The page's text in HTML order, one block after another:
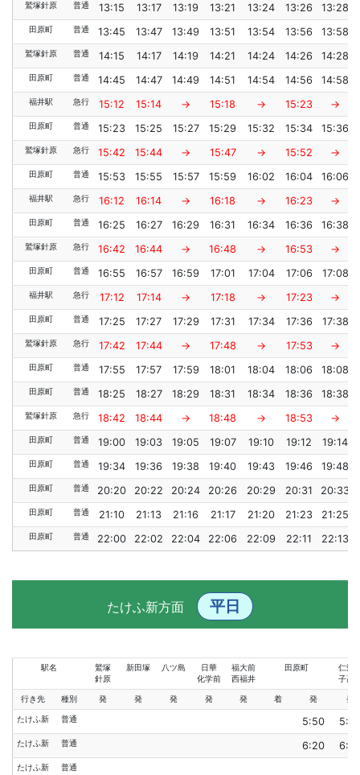
鷲塚針原 普通 13:15 13:17 13:19 13:21 13:24 13:26 13:28
田原町 普通 13:45 13:47 13:49 13:51 13:54 13:56 13:58
鷲塚針原 普通 14:15 14:17 14:19 14:21 14:24 14:26 14:28
田原町 普通 14:45 14:47 14:49 14:51 14:54 14:56 14:58
福井駅 急行 15:12 15:14 → 15:18 → 15:23 →
田原町 普通 15:23 15:25 15:27 15:29 15:32 15:34 15:36
鷲塚針原 急行 15:42 15:44 → 15:47 → 15:52 →
田原町 普通 15:53 15:55 15:57 15:59 16:02 16:04 16:06
福井駅 急行 16:12 16:14 → 16:18 → 16:23 →
田原町 普通 16:25 16:27 16:29 16:31 16:34 16:36 16:38
鷲塚針原 急行 16:42 16:44 → 16:48 → 16:53 →
田原町 普通 16:55 16:57 16:59 17:01 17:04 17:06 17:08
福井駅 急行 17:12 17:14 → 17:18 → 17:23 →
田原町 普通 17:25 17:27 17:29 17:31 17:34 17:36 17:38
鷲塚針原 急行 17:42 17:44 → 17:48 → 17:53 →
田原町 普通 17:55 17:57 17:59 18:01 18:04 18:06 18:08
田原町 普通 18:25 18:27 18:29 18:31 18:34 18:36 18:38
鷲塚針原 急行 18:42 18:44 → 18:48 → 18:53 →
田原町 普通 19:00 19:03 19:05 19:07 19:10 19:12 19:14
田原町 普通 19:34 19:36 19:38 19:40 19:43 19:46 19:48
田原町 普通 20:20 20:22 20:24 20:26 20:29 20:31 20:33
田原町 普通 21:10 21:13 21:16 21:17 21:20 21:23 21:25
田原町 普通 22:00 22:02 22:04 22:06 22:09 22:11 22:13
たけふ新方面 平日
駅名
鷲塚
針原
新田塚 八ツ島
日華
化学前
福大前
西福井
田原町
仁愛
子高
行き先 種別 発 発 発 発 発 着 発 発
たけふ新 普通 5:50
たけふ新 普通 6:20
たけふ新 普通